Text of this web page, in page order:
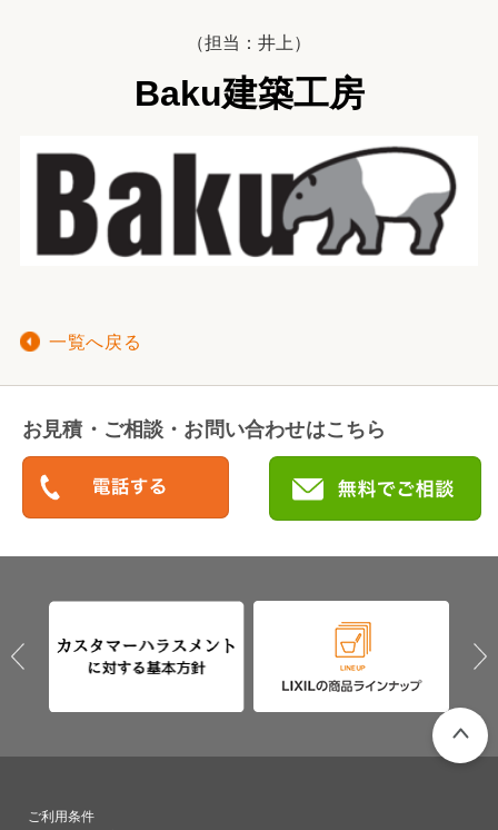
（担当：井上）
Baku建築工房
一覧へ戻る
お見積・ご相談・お問い合わせはこちら
ご利用条件